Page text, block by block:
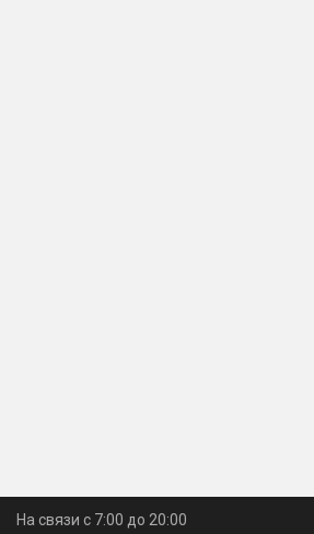
На связи с 7:00 до 20:00